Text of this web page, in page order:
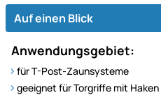
Auf einen Blick
Anwendungsgebiet:
für T-Post-Zaunsysteme
geeignet für Torgriffe mit Haken